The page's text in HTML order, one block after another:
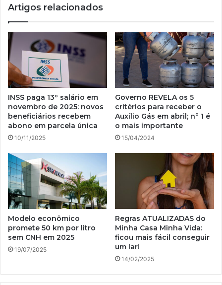
Artigos relacionados
INSS paga 13º salário em
novembro de 2025: novos
beneficiários recebem
abono em parcela única
10/11/2025
Governo REVELA os 5
critérios para receber o
Auxílio Gás em abril; n° 1 é
o mais importante
15/04/2024
Modelo econômico
promete 50 km por litro
sem CNH em 2025
19/07/2025
Regras ATUALIZADAS do
Minha Casa Minha Vida:
ficou mais fácil conseguir
um lar!
14/02/2025